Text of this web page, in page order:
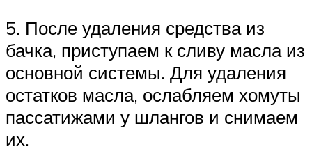
5. После удаления средства из
бачка, приступаем к сливу масла из
основной системы. Для удаления
остатков масла, ослабляем хомуты
пассатижами у шлангов и снимаем
их.